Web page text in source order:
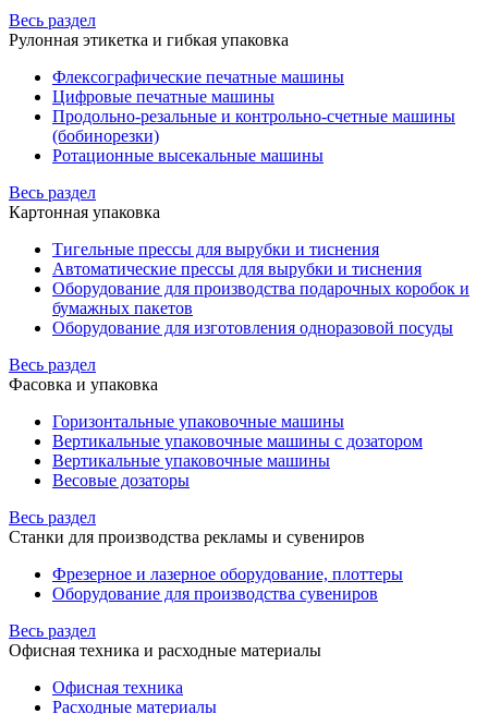
Весь раздел
Рулонная этикетка и гибкая упаковка
Флексографические печатные машины
Цифровые печатные машины
Продольно-резальные и контрольно-счетные машины
(бобинорезки)
Ротационные высекальные машины
Весь раздел
Картонная упаковка
Тигельные прессы для вырубки и тиснения
Автоматические прессы для вырубки и тиснения
Оборудование для производства подарочных коробок и
бумажных пакетов
Оборудование для изготовления одноразовой посуды
Весь раздел
Фасовка и упаковка
Горизонтальные упаковочные машины
Вертикальные упаковочные машины с дозатором
Вертикальные упаковочные машины
Весовые дозаторы
Весь раздел
Станки для производства рекламы и сувениров
Фрезерное и лазерное оборудование, плоттеры
Оборудование для производства сувениров
Весь раздел
Офисная техника и расходные материалы
Офисная техника
Расходные материалы